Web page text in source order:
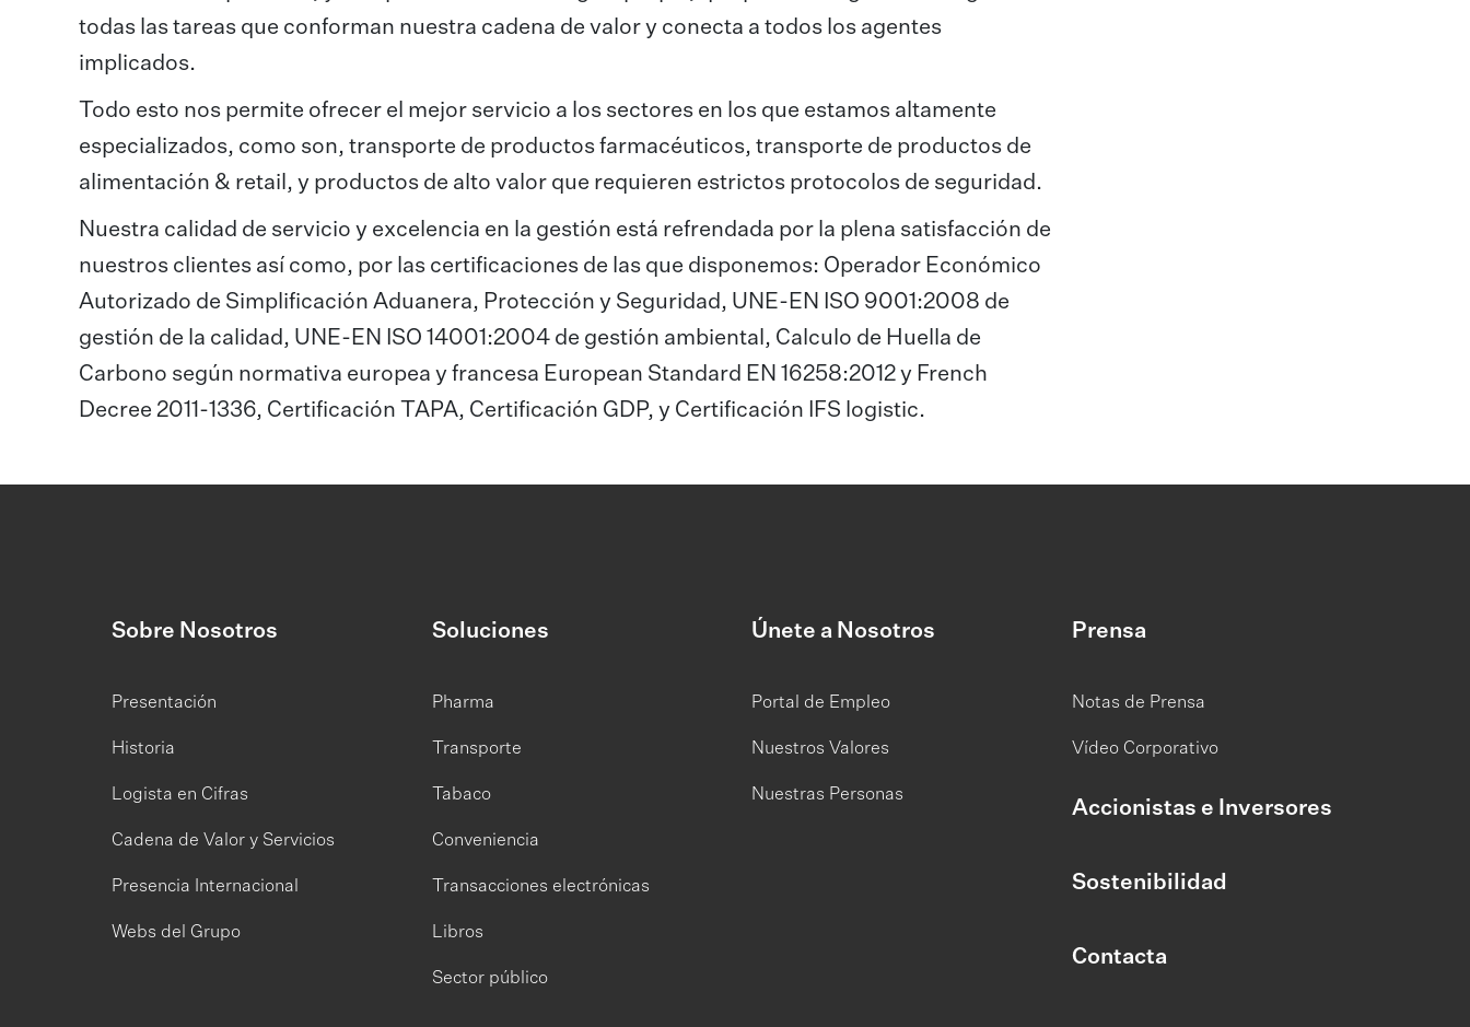
todas las tareas que conforman nuestra cadena de valor y conecta a todos los agentes
implicados.
Todo esto nos permite ofrecer el mejor servicio a los sectores en los que estamos altamente
especializados, como son, transporte de productos farmacéuticos, transporte de productos de
alimentación & retail, y productos de alto valor que requieren estrictos protocolos de seguridad.
Nuestra calidad de servicio y excelencia en la gestión está refrendada por la plena satisfacción de
nuestros clientes así como, por las certificaciones de las que disponemos: Operador Económico
Autorizado de Simplificación Aduanera, Protección y Seguridad, UNE-EN ISO 9001:2008 de
gestión de la calidad, UNE-EN ISO 14001:2004 de gestión ambiental, Calculo de Huella de
Carbono según normativa europea y francesa European Standard EN 16258:2012 y French
Decree 2011-1336, Certificación TAPA, Certificación GDP, y Certificación IFS logistic.
Sobre Nosotros
Presentación
Historia
Logista en Cifras
Cadena de Valor y Servicios
Presencia Internacional
Webs del Grupo
Soluciones
Pharma
Transporte
Tabaco
Conveniencia
Transacciones electrónicas
Libros
Sector público
Únete a Nosotros
Portal de Empleo
Nuestros Valores
Nuestras Personas
Prensa
Notas de Prensa
Vídeo Corporativo
Accionistas e Inversores
Sostenibilidad
Contacta